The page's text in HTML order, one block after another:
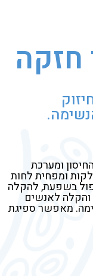
חזקה
ומערכת
ומפחית לחות
בשפעת, להקלה
והקלה לאנשים
מאפשר ספיגת